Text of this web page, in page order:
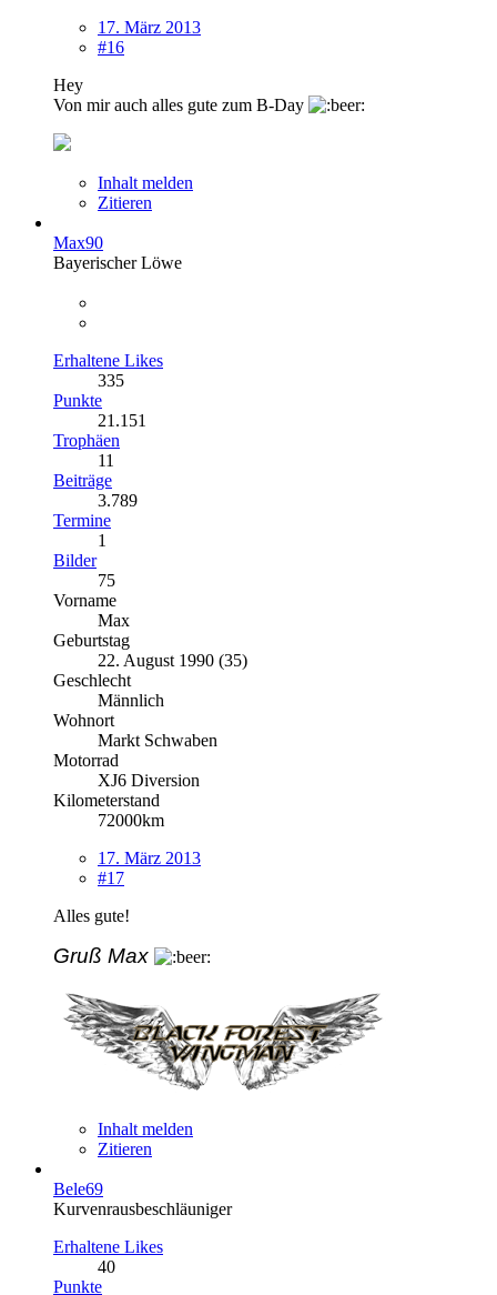
17. März 2013
#16
Hey
Von mir auch alles gute zum B-Day
Inhalt melden
Zitieren
Max90
Bayerischer Löwe
Erhaltene Likes
335
Punkte
21.151
Trophäen
11
Beiträge
3.789
Termine
1
Bilder
75
Vorname
Max
Geburtstag
22. August 1990 (35)
Geschlecht
Männlich
Wohnort
Markt Schwaben
Motorrad
XJ6 Diversion
Kilometerstand
72000km
17. März 2013
#17
Alles gute!
Gruß Max
Inhalt melden
Zitieren
Bele69
Kurvenrausbeschläuniger
Erhaltene Likes
40
Punkte